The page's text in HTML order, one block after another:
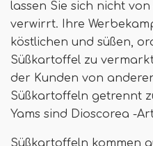
lassen Sie sich nicht
verwirrt. Ihre
köstlichen und süßen,
Süßkartoffel zu
der Kunden von
Süßkartoffeln getrennt
Yams sind Dioscorea -
Süßkartoffeln kommen